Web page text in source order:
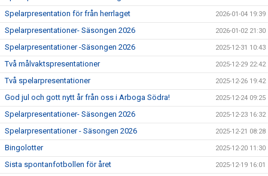
Spelarpresentation för från herrlaget 2026-01-04 19:39
Spelarpresentationer- Säsongen 2026 2026-01-02 21:30
Spelarpresentationer -Säsongen 2026 2025-12-31 10:43
Två målvaktspresentationer 2025-12-29 22:42
Två spelarpresentationer 2025-12-26 19:42
God jul och gott nytt år från oss i Arboga Södra! 2025-12-24 09:25
Spelarpresentationer- Säsongen 2026 2025-12-23 16:32
Spelarpresentationer - Säsongen 2026 2025-12-21 08:28
Bingolotter 2025-12-20 11:30
Sista spontanfotbollen för året 2025-12-19 16:01